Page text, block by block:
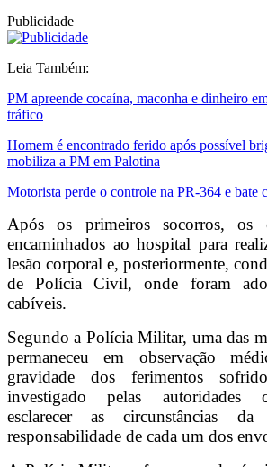
Publicidade
Leia Também:
PM apreende cocaína, maconha e dinheiro
tráfico
Homem é encontrado ferido após possível
mobiliza a PM em Palotina
Motorista perde o controle na PR-364 e bate
Após os primeiros socorros, os
encaminhados ao hospital para
lesão corporal e, posteriormente,
de Polícia Civil, onde foram
cabíveis.
Segundo a Polícia Militar, uma das
permaneceu em observação
gravidade dos ferimentos
investigado pelas autoridades
esclarecer as circunstâncias
responsabilidade de cada um dos